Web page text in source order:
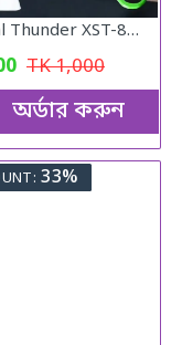
Digital Thunder XST-836, Rechargeable Waterproof Torch FlashLight
TK1,000
অর্ডার করুন
33%